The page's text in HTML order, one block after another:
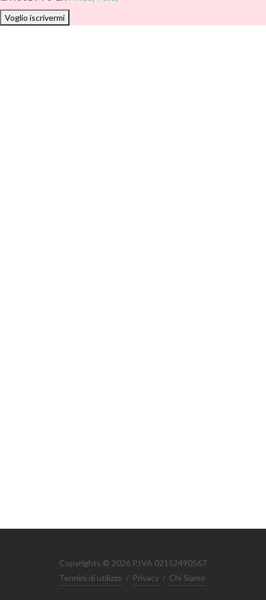
Voglio iscrivermi
Copyrights © 2026 P.IVA 02152490567
Termini di utilizzo / Privacy / Chi Siamo